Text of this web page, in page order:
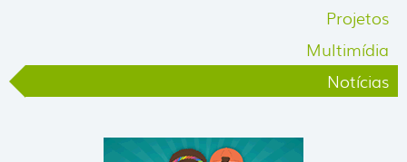
Projetos
Multimídia
Notícias